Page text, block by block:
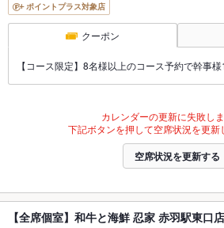
ポイントプラス対象店
クーポン
【コース限定】8名様以上のコース予約で幹事様
カレンダーの更新に失敗しま
下記ボタンを押して空席状況を更新
空席状況を更新する
【全席個室】和牛と海鮮 忍家 赤羽駅東口店